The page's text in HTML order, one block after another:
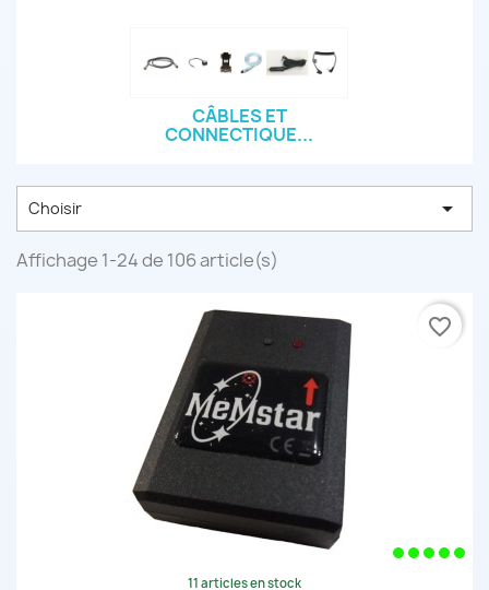
CÂBLES ET
CONNECTIQUE...
Choisir 
Affichage 1-24 de 106 article(s)
11 articles en stock
favorite_border